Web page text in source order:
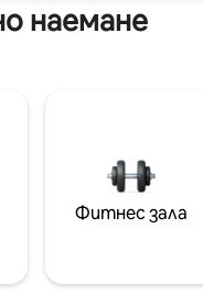
наемане
Фитнес зала